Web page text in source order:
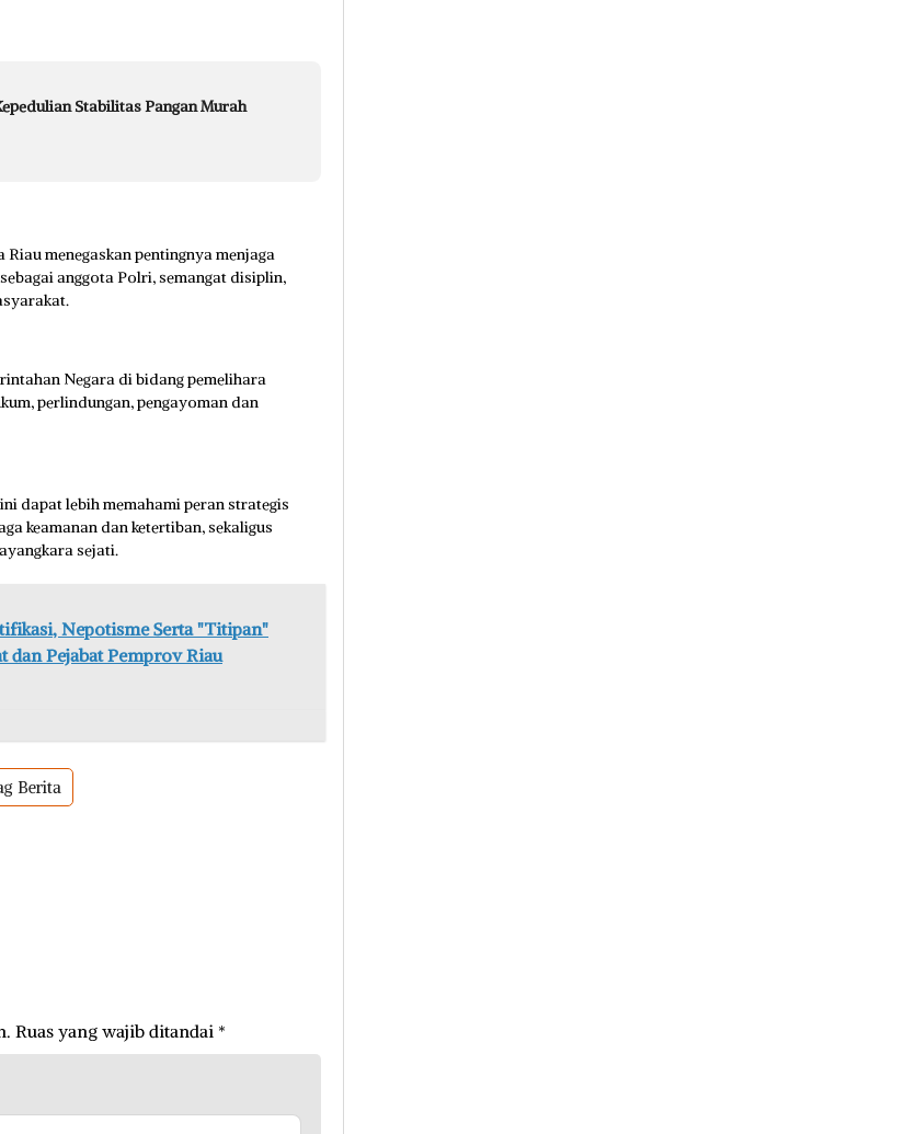
Stabilitas Pangan Murah
menegaskan pentingnya menjaga
anggota Polri, semangat disiplin,
Negara di bidang pemelihara
perlindungan, pengayoman dan
dapat lebih memahami peran strategis
keamanan dan ketertiban, sekaligus
sejati.
Nepotisme Serta "Titipan"
dan Pejabat Pemprov Riau
Berita
Ruas yang wajib ditandai *